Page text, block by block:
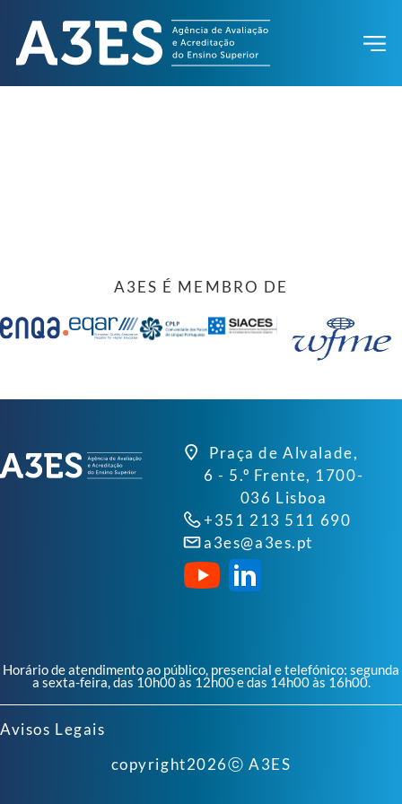
A3ES É MEMBRO DE
Praça de Alvalade,
6 - 5.º Frente, 1700-
036 Lisboa
+351 213 511 690
a3es@a3es.pt
Horário de atendimento ao público, presencial e telefónico: segunda
a sexta-feira, das 10h00 às 12h00 e das 14h00 às 16h00.
Avisos Legais
copyright2026ⓒ A3ES